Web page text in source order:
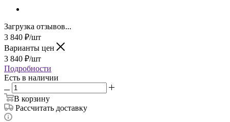
Загрузка отзывов...
3 840 ₽/шт
Варианты цен
3 840 ₽/шт
Подробности
Есть в наличии
В корзину
Рассчитать доставку